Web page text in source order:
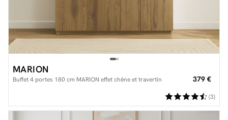
MARION
Buffet 4 portes 180 cm MARION effet chêne et travertin 379 €
(3)